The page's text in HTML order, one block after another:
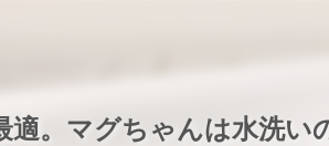
適。マグちゃんは水洗い